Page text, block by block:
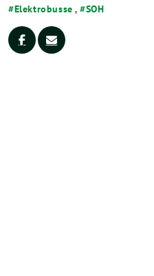
Elektrobusse , SOH